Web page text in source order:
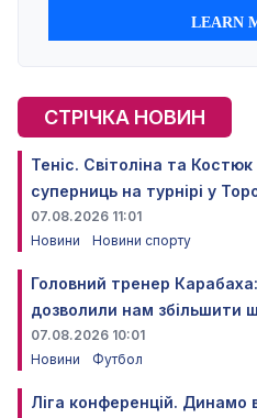
СТРІЧКА НОВИН
Теніс. Світоліна та
суперниць на турнірі у
07.08.2026 11:01
Новини
Новини спорту
Головний тренер
дозволили нам збільшити
07.08.2026 10:01
Новини
Футбол
Ліга конференцій.